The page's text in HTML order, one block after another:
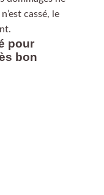
cassé, le
pour
bon